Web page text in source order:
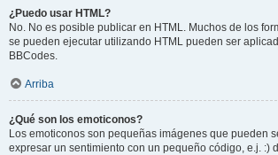
¿Puedo usar HTML?
No. No es posible publicar en HTML. Muchos de los
se pueden ejecutar utilizando HTML pueden ser
BBCodes.
Arriba
¿Qué son los emoticonos?
Los emoticonos son pequeñas imágenes que pueden
expresar un sentimiento con un pequeño código, e.j. :)